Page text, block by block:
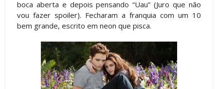
boca aberta e depois pensando “Uau” (Juro que não
vou fazer spoiler). Fecharam a franquia com um 10
bem grande, escrito em neon que pisca.